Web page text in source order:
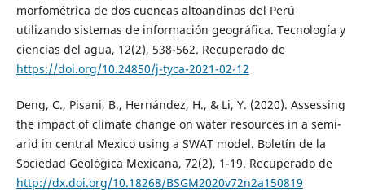
morfométrica de dos cuencas altoandinas del Perú
utilizando sistemas de información geográfica. Tecnología y
ciencias del agua, 12(2), 538-562. Recuperado de
https://doi.org/10.24850/j-tyca-2021-02-12
Deng, C., Pisani, B., Hernández, H., & Li, Y. (2020). Assessing
the impact of climate change on water resources in a semi-
arid in central Mexico using a SWAT model. Boletín de la
Sociedad Geológica Mexicana, 72(2), 1-19. Recuperado de
http://dx.doi.org/10.18268/BSGM2020v72n2a150819